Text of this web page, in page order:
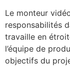
Le monteur
responsabilités
travaille en
l’équipe de
objectifs du